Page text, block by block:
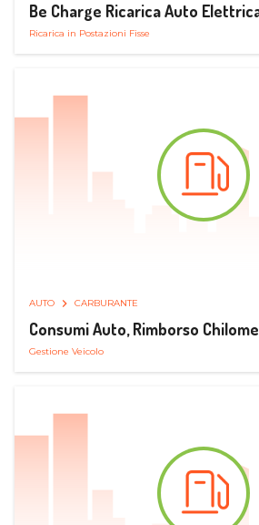
Be Charge Ricarica Auto
Ricarica in Postazioni Fisse
AUTO CARBURANTE
Consumi Auto, Rimborso
Gestione Veicolo